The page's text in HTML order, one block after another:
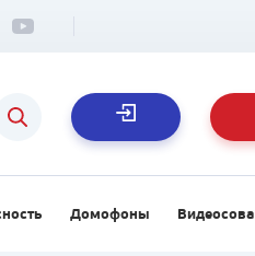
Домофоны Видеосова